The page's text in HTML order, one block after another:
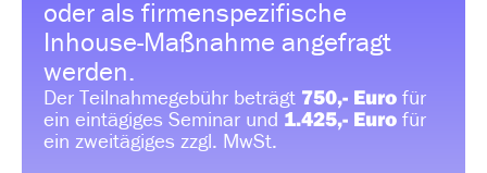
oder als firmenspezifische
Inhouse-Maßnahme angefragt
werden.
Der Teilnahmegebühr beträgt 750,- Euro für
ein eintägiges Seminar und 1.425,- Euro für
ein zweitägiges zzgl. MwSt.